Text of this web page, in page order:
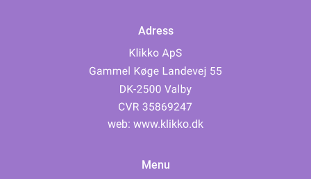
Adress
web: www.klikko.dk
Menu